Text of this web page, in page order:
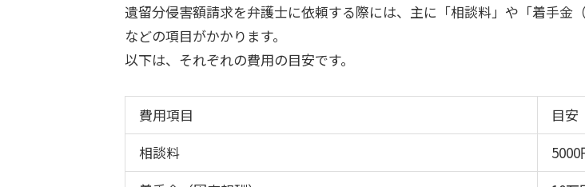
遺留分侵害額請求を弁護士に依頼する際には、主に「相談料」や「着手金
などの項目がかかります。
以下は、それぞれの費用の目安です。
費用項目
目安
相談料
5000